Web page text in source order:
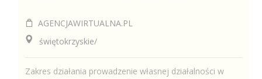
AGENCJAWIRTUALNA.PL
świętokrzyskie/
Zakres działania prowadzenie własnej działalności w